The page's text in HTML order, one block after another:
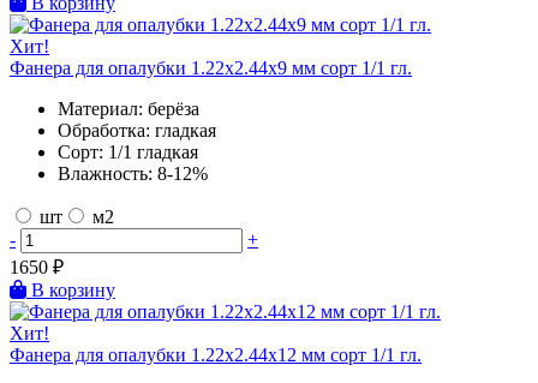
Хит!
Фанера для опалубки 1.22х2.44х9 мм сорт 1/1 гл.
Материал: берёза
Обработка: гладкая
Сорт: 1/1 гладкая
Влажность: 8-12%
шт
м2
-
+
1650 ₽
В корзину
Хит!
Фанера для опалубки 1.22х2.44х12 мм сорт 1/1 гл.